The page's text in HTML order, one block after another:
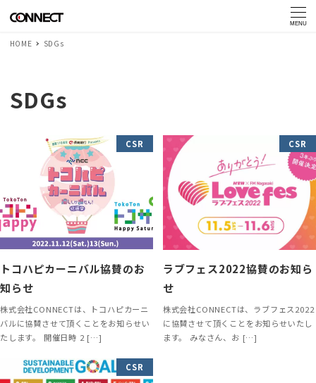
MENU
HOME SDGs
SDGs
CSR
トコハピカーニバル協賛のお
知らせ
株式会社CONNECTは、トコハピカーニ
バルに協賛させて頂くことをお知らせい
たします。 開催日時 2 […]
CSR
ラブフェス2022協賛のお知ら
せ
株式会社CONNECTは、ラブフェス2022
に協賛させて頂くことをお知らせいたし
ます。 みなさん、お […]
CSR